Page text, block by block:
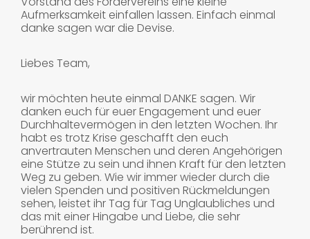
Aufmerksamkeit einfallen lassen. Einfach einmal
danke sagen war die Devise.
Liebes Team,
wir möchten heute einmal DANKE sagen. Wir
danken euch für euer Engagement und euer
Durchhaltevermögen in den letzten Wochen. Ihr
habt es trotz Krise geschafft den euch
anvertrauten Menschen und deren Angehörigen
eine Stütze zu sein und ihnen Kraft für den letzten
Weg zu geben. Wie wir immer wieder durch die
vielen Spenden und positiven Rückmeldungen
sehen, leistet ihr Tag für Tag Unglaubliches und
das mit einer Hingabe und Liebe, die sehr
berührend ist.